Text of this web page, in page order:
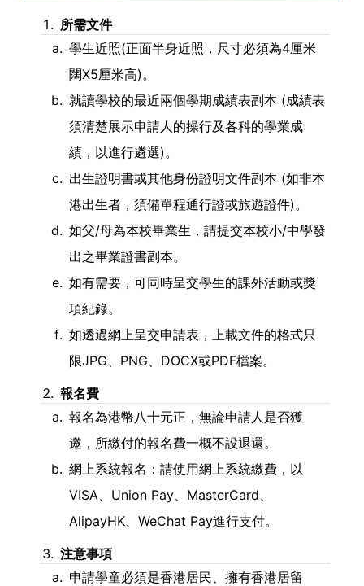
所需文件
學生近照(正面半身近照，尺寸必須為4厘米
闊X5厘米高)。
就讀學校的最近兩個學期成績表副本 (成績表
須清楚展示申請人的操行及各科的學業成
績，以進行遴選)。
出生證明書或其他身份證明文件副本 (如非本
港出生者，須備單程通行證或旅遊證件)。
如父/母為本校畢業生，請提交本校小/中學發
出之畢業證書副本。
如有需要，可同時呈交學生的課外活動或獎
項紀錄。
如透過網上呈交申請表，上載文件的格式只
限JPG、PNG、DOCX或PDF檔案。
報名費
報名為港幣八十元正，無論申請人是否獲
邀，所繳付的報名費一概不設退還。
網上系統報名：請使用網上系統繳費，以
VISA、Union Pay、MasterCard、
AlipayHK、WeChat Pay進行支付。
注意事項
申請學童必須是香港居民、擁有香港居留